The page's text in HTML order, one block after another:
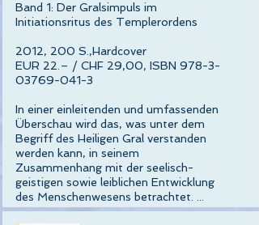
Band 1: Der Gralsimpuls im
Initiationsritus des Templerordens
2012, 200 S.,Hardcover
EUR 22.– / CHF 29,00, ISBN 978-3-
03769-041-3
In einer einleitenden und umfassenden
Überschau wird das, was unter dem
Begriff des Heiligen Gral verstanden
werden kann, in seinem
Zusammenhang mit der seelisch-
geistigen sowie leiblichen Entwicklung
des Menschenwesens betrachtet. ...